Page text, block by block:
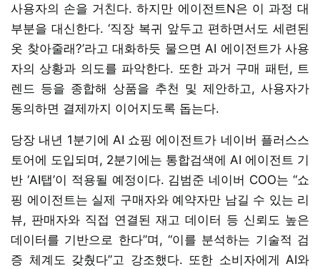
사용자의 손을 거친다. 하지만 에이전트N은 이 과정 대
부분을 대신한다. ‘직장 복귀 앞두고 편하면서도 세련된
옷 찾아줄래?’라고 대화하듯 물으면 AI 에이전트가 사용
자의 상황과 의도를 파악한다. 또한 과거 구매 패턴, 트
렌드 등을 종합해 상품을 추천 및 제안하고, 사용자가
동의하면 결제까지 이어지도록 돕는다.
당장 내년 1분기에 AI 쇼핑 에이전트가 네이버 플러스스
토어에 도입되며, 2분기에는 통합검색에 AI 에이전트 기
반 ‘AI탭’이 적용될 예정이다. 김범준 네이버 COO는 “쇼
핑 에이전트는 실제 구매자와 예약자만 남길 수 있는 리
뷰, 판매자와 직접 연결된 재고 데이터 등 신뢰도 높은
데이터를 기반으로 한다”며, “이를 분석하는 기술적 검
증 체계도 갖췄다”고 강조했다. 또한 소비자에게 AI와